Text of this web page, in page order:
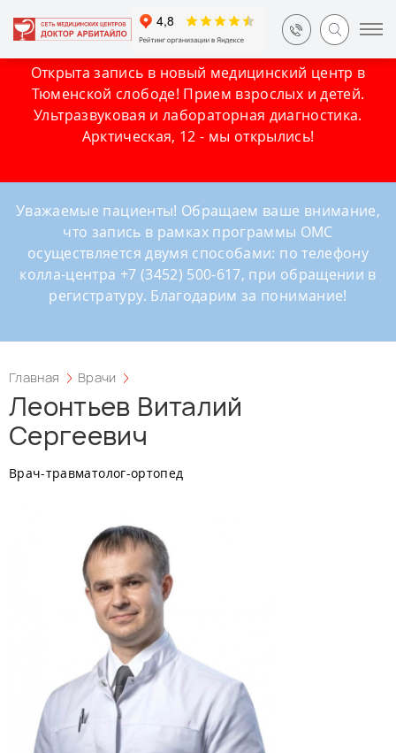
Открыта запись в новый медицинский центр в
Тюменской слободе! Прием взрослых и детей.
Ультразвуковая и лабораторная диагностика.
Арктическая, 12 - мы открылись!
Уважаемые пациенты! Обращаем ваше внимание,
что запись в рамках программы ОМС
осуществляется двумя способами: по телефону
колла-центра +7 (3452) 500-617, при обращении в
регистратуру. Благодарим за понимание!
Главная Врачи
Леонтьев Виталий
Сергеевич
Врач-травматолог-ортопед